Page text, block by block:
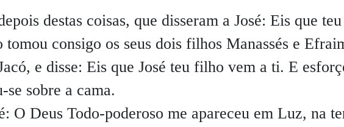
destas coisas, que disseram a José: Eis que
tomou consigo os seus dois filhos Manassés e
e disse: Eis que José teu filho vem a ti. E
se sobre a cama.
O Deus Todo-poderoso me apareceu em Luz, na